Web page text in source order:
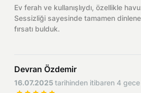
Ev ferah ve kullanışlıydı, özellikle
Sessizliği sayesinde tamamen
fırsatı bulduk.
Devran Özdemir
16.07.2025tarihinden itibaren 4 gece